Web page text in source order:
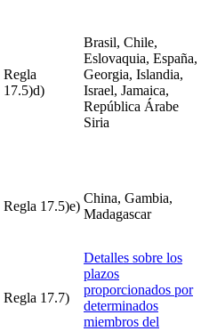
Regla
17.5)d)
Brasil, Chile,
Eslovaquia, España,
Georgia, Islandia,
Israel, Jamaica,
República Árabe
Siria
Regla 17.5)e)
China, Gambia,
Madagascar
Regla 17.7)
Detalles sobre los
plazos
proporcionados por
determinados
miembros del